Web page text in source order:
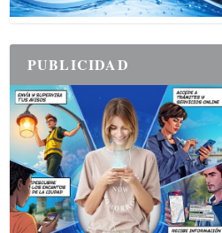
PUBLICIDAD